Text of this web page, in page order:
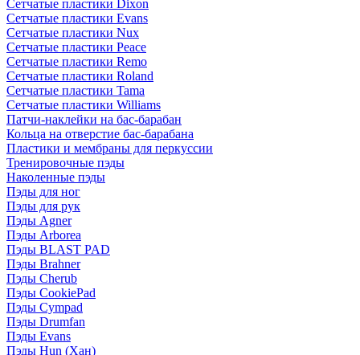
Сетчатые пластики Dixon
Сетчатые пластики Evans
Сетчатые пластики Nux
Сетчатые пластики Peace
Сетчатые пластики Remo
Сетчатые пластики Roland
Сетчатые пластики Tama
Сетчатые пластики Williams
Патчи-наклейки на бас-барабан
Кольца на отверстие бас-барабана
Пластики и мембраны для перкуссии
Тренировочные пэды
Наколенные пэды
Пэды для ног
Пэды для рук
Пэды Agner
Пэды Arborea
Пэды BLAST PAD
Пэды Brahner
Пэды Cherub
Пэды CookiePad
Пэды Cympad
Пэды Drumfan
Пэды Evans
Пэды Hun (Хан)